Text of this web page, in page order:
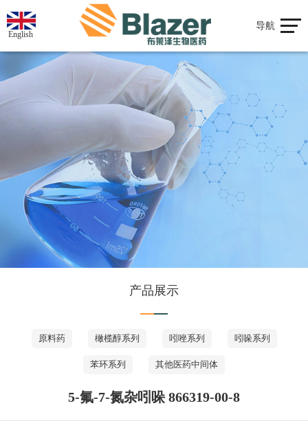
English
导航
产品展示
原料药 橄榄醇系列 吲唑系列 吲哚系列
苯环系列 其他医药中间体
5-氟-7-氮杂吲哚 866319-00-8